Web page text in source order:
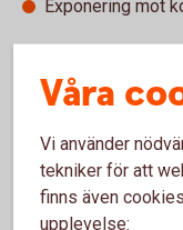
Exponering mot
Ojusterade
Jämnare
Våra
Vi använder
tekniker för att
finns även
upplevelse: